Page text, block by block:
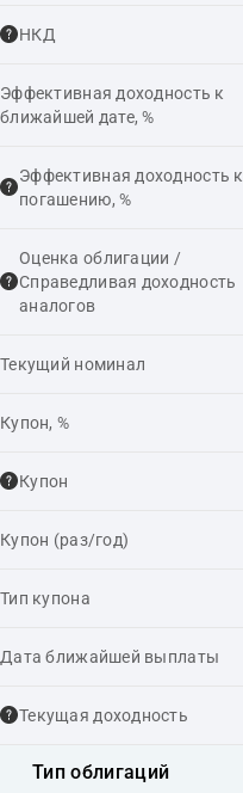
НКД
Эффективная доходность к
ближайшей дате, %
Эффективная доходность к
погашению, %
Оценка облигации /
Справедливая доходность
аналогов
Текущий номинал
Купон, %
Купон
Купон (раз/год)
Тип купона
Дата ближайшей выплаты
Текущая доходность
Тип облигаций